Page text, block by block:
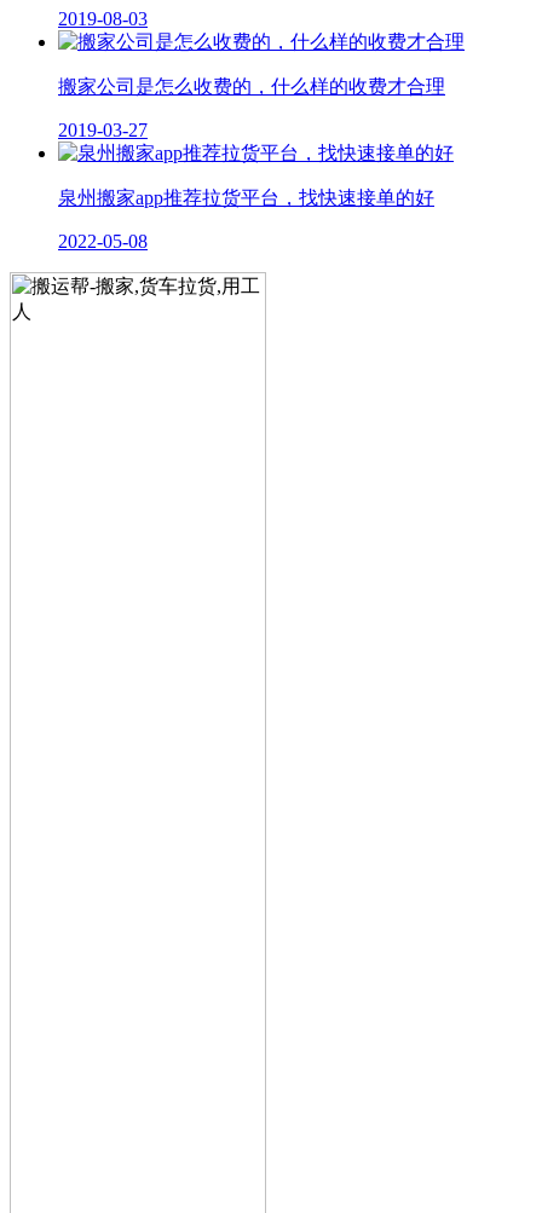
2019-08-03
搬家公司是怎么收费的，什么样的收费才合理
2019-03-27
泉州搬家app推荐拉货平台，找快速接单的好
2022-05-08